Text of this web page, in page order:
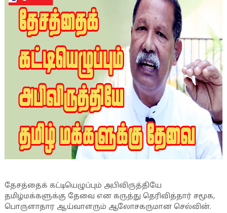
தேசத்தைக் கட்டியெழுப்பும் அபிவிருத்தியே
தமிழ்மக்களுக்கு தேவை என கருத்து தெரிவித்தார் சமூக,
பொருளாதார ஆய்வாளரும் ஆலோசகருமான செல்வின்.